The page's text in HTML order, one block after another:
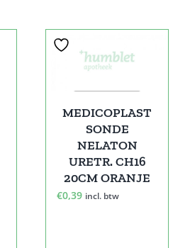
MEDICOPLAST
SONDE
NELATON
URETR. CH16
20CM ORANJE
€0,39 incl. btw